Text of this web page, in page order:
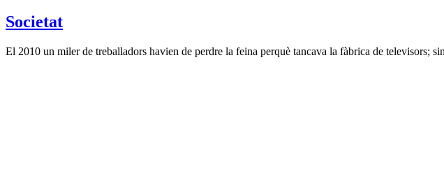
Societat
El 2010 un miler de treballadors havien de perdre la feina perquè tancava la fàbrica de televisors;